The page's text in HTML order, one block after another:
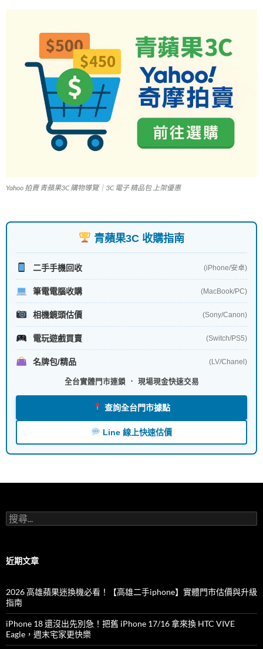
Yahoo 拍賣 青蘋果3C 購物導覽｜3C 電子 精品包 上架優惠
青蘋果3C 收購指南
二手手機回收 (iPhone/安卓)
筆電電腦收購 (MacBook/PC)
相機鏡頭估價 (Sony/Canon)
電玩遊戲買賣 (Switch/PS5)
名牌包/精品 (LV/Chanel)
全台實體門市連鎖 ． 現場現金快速交易
查詢全台門市據點
Line 線上快速估價
搜
尋
字:
近期文章
2026 高雄蘋果迷換機必看！【高雄二手iphone】實體門市估價與升級
指南
iPhone 18 還沒出先別急！把舊 iPhone 17/16 拿來換 HTC VIVE
Eagle，週末宅家更快樂